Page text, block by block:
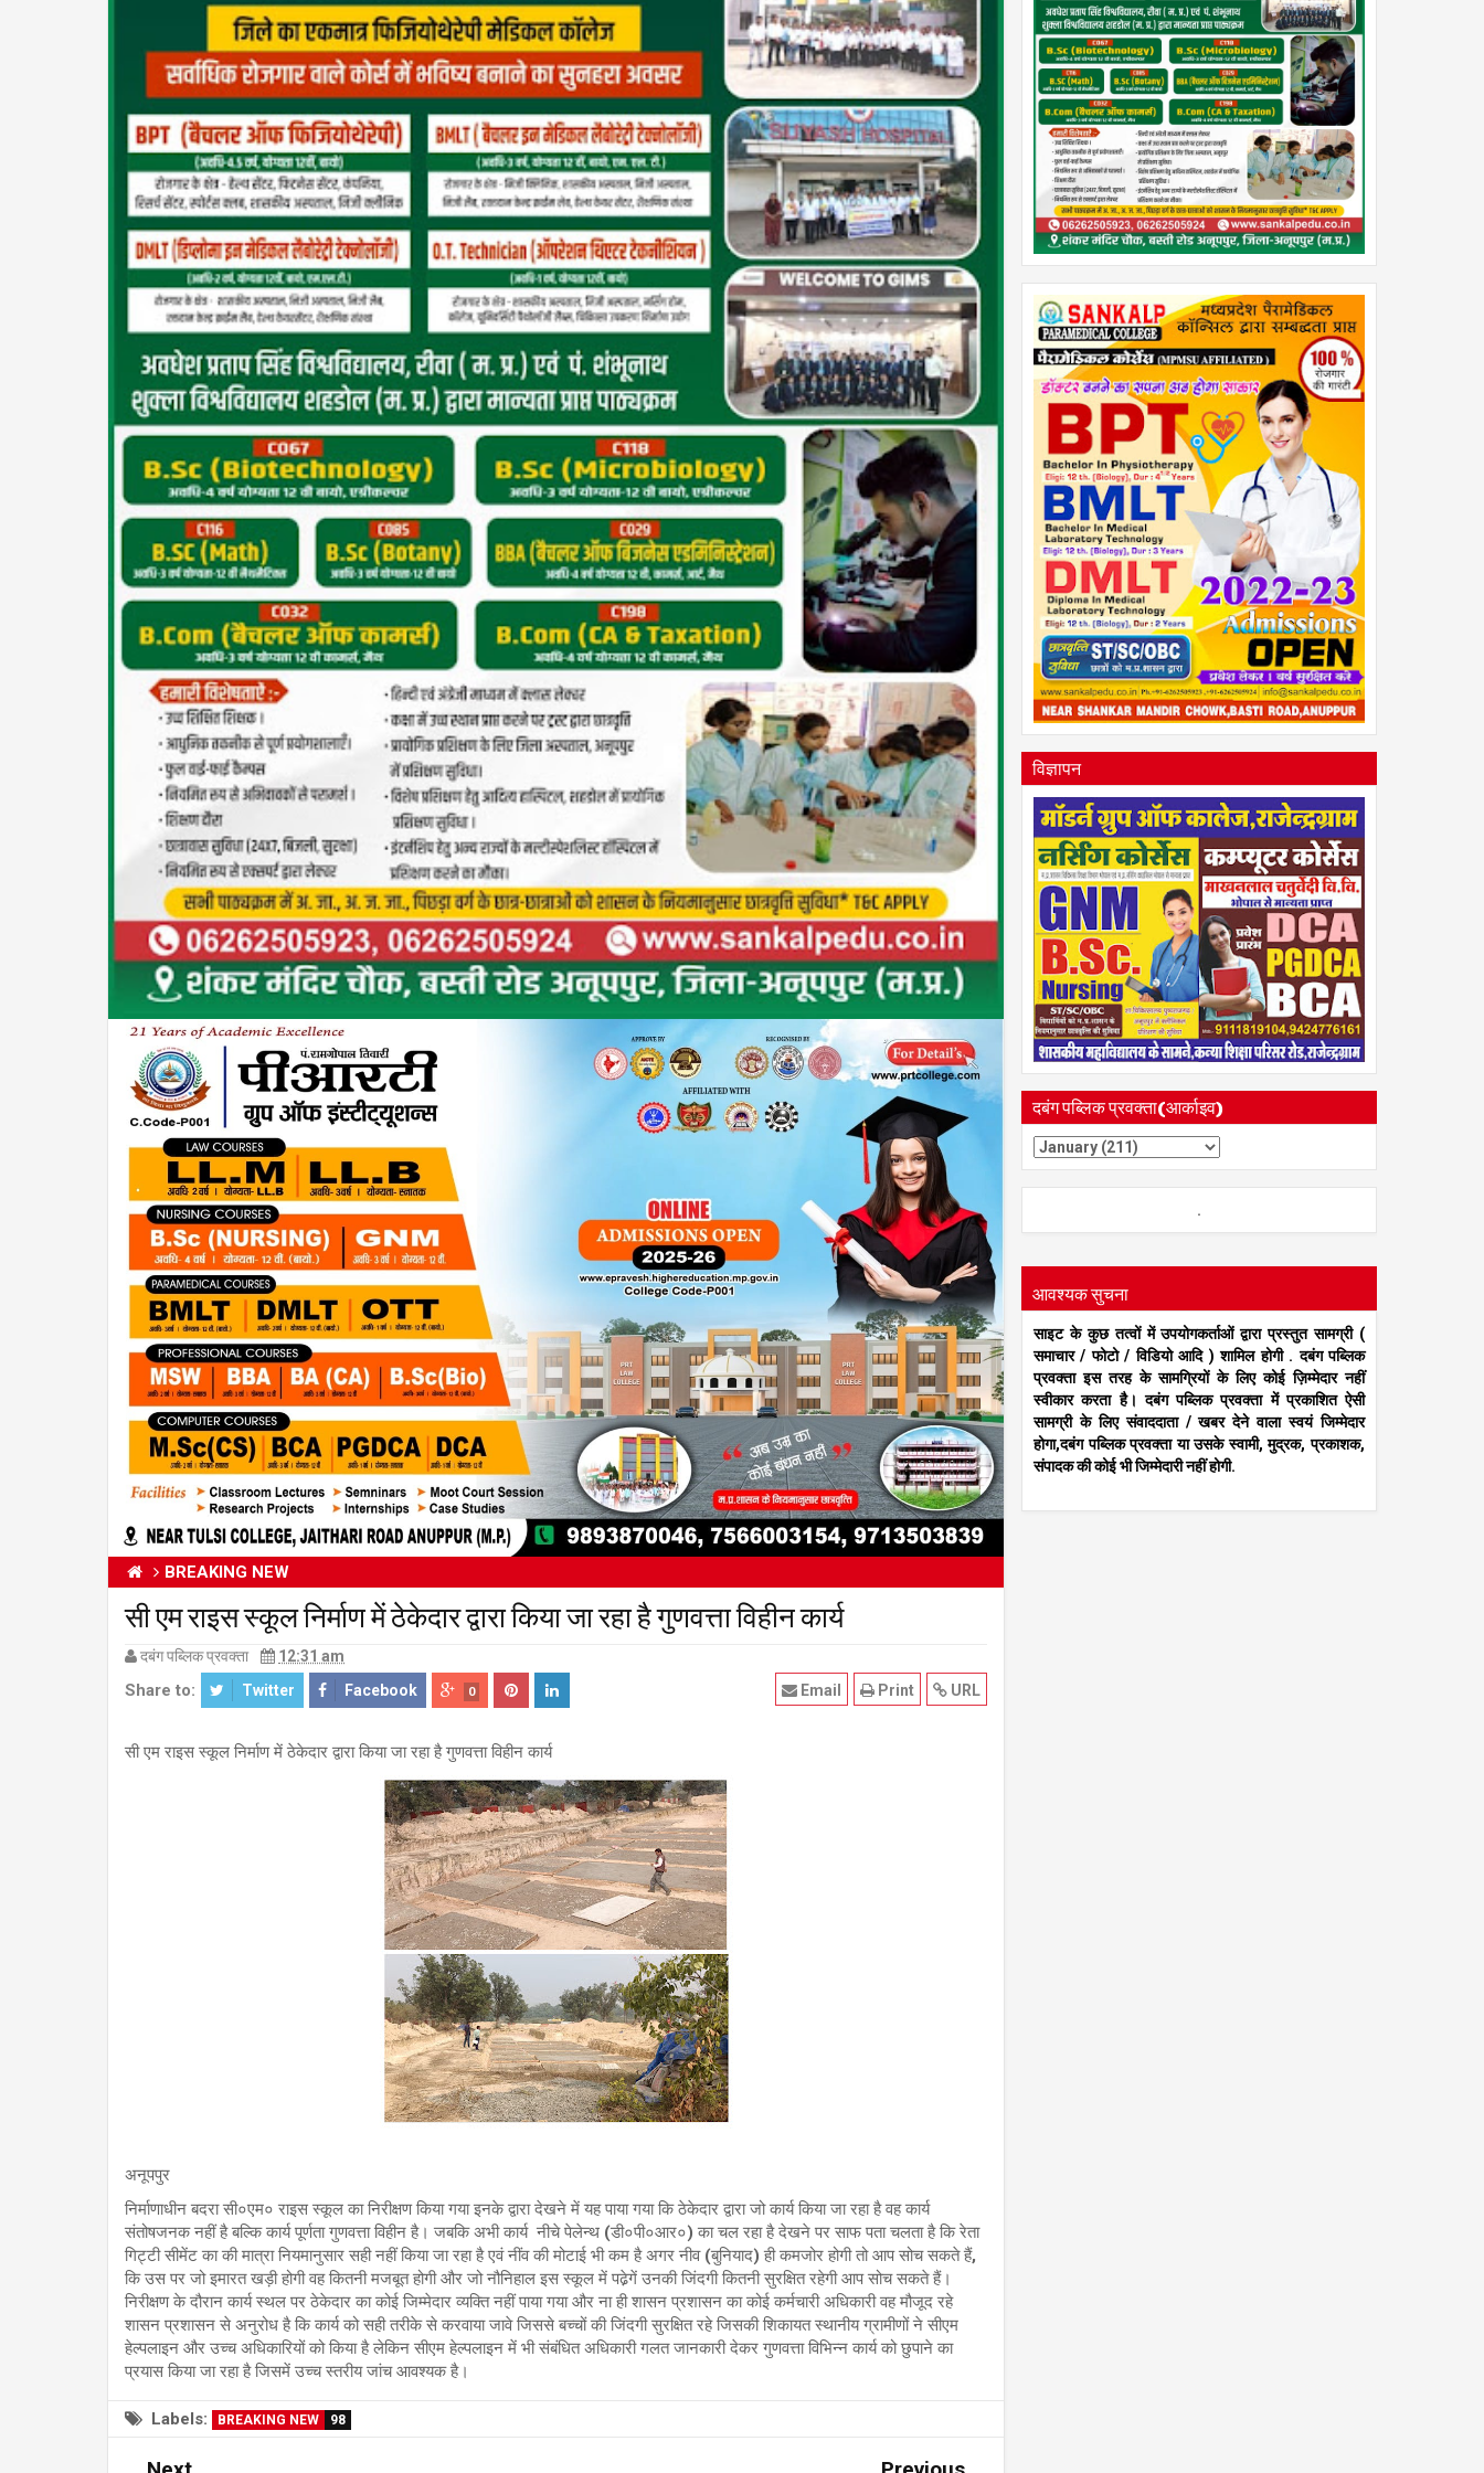
BREAKING NEW
सी एम राइस स्कूल निर्माण में ठेकेदार द्वारा किया जा रहा है गुणवत्ता विहीन कार्य
दबंग पब्लिक प्रवक्ता 12:31 am
Share to: Twitter Facebook 0 URL
Print
Email
सी एम राइस स्कूल निर्माण में ठेकेदार द्वारा किया जा रहा है गुणवत्ता विहीन कार्य
अनूपपुर
निर्माणाधीन बदरा सी०एम० राइस स्कूल का निरीक्षण किया गया इनके द्वारा देखने में यह पाया गया कि ठेकेदार द्वारा जो कार्य किया जा रहा है वह कार्य
संतोषजनक नहीं है बल्कि कार्य पूर्णता गुणवत्ता विहीन है। जबकि अभी कार्य नीचे पेलेन्थ (डी०पी०आर०) का चल रहा है देखने पर साफ पता चलता है कि रेता
गिट्टी सीमेंट का की मात्रा नियमानुसार सही नहीं किया जा रहा है एवं नींव की मोटाई भी कम है अगर नीव (बुनियाद) ही कमजोर होगी तो आप सोच सकते हैं,
कि उस पर जो इमारत खड़ी होगी वह कितनी मजबूत होगी और जो नौनिहाल इस स्कूल में पढे़गें उनकी जिंदगी कितनी सुरक्षित रहेगी आप सोच सकते हैं।
निरीक्षण के दौरान कार्य स्थल पर ठेकेदार का कोई जिम्मेदार व्यक्ति नहीं पाया गया और ना ही शासन प्रशासन का कोई कर्मचारी अधिकारी वह मौजूद रहे
शासन प्रशासन से अनुरोध है कि कार्य को सही तरीके से करवाया जावे जिससे बच्चों की जिंदगी सुरक्षित रहे जिसकी शिकायत स्थानीय ग्रामीणों ने सीएम
हेल्पलाइन और उच्च अधिकारियों को किया है लेकिन सीएम हेल्पलाइन में भी संबंधित अधिकारी गलत जानकारी देकर गुणवत्ता विभिन्न कार्य को छुपाने का
प्रयास किया जा रहा है जिसमें उच्च स्तरीय जांच आवश्यक है।
Labels: BREAKING NEW 98
विज्ञापन
दबंग पब्लिक प्रवक्ता(आर्काइव)
.
आवश्यक सुचना
साइट के कुछ तत्वों में उपयोगकर्ताओं द्वारा प्रस्तुत सामग्री (
समाचार / फोटो / विडियो आदि ) शामिल होगी . दबंग पब्लिक
प्रवक्ता इस तरह के सामग्रियों के लिए कोई ज़िम्मेदार नहीं
स्वीकार करता है। दबंग पब्लिक प्रवक्ता में प्रकाशित ऐसी
सामग्री के लिए संवाददाता / खबर देने वाला स्वयं जिम्मेदार
होगा,दबंग पब्लिक प्रवक्ता या उसके स्वामी, मुद्रक, प्रकाशक,
संपादक की कोई भी जिम्मेदारी नहीं होगी.